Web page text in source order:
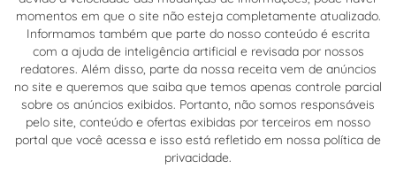
momentos em que o site não esteja completamente atualizado.
Informamos também que parte do nosso conteúdo é escrita
com a ajuda de inteligência artificial e revisada por nossos
redatores. Além disso, parte da nossa receita vem de anúncios
no site e queremos que saiba que temos apenas controle parcial
sobre os anúncios exibidos. Portanto, não somos responsáveis
pelo site, conteúdo e ofertas exibidas por terceiros em nosso
portal que você acessa e isso está refletido em nossa política de
privacidade.